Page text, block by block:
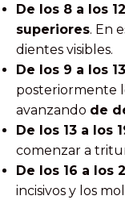
De los 8 a los
superiores. En
dientes visibles.
De los 9 a los
posteriormente
avanzando de
De los 13 a los
comenzar a
De los 16 a los
incisivos y los